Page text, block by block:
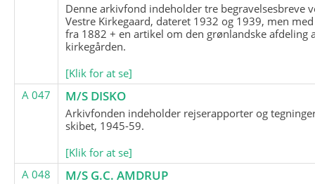
Denne arkivfond indeholder tre begravelsesbreve
Vestre Kirkegaard, dateret 1932 og 1939, men
fra 1882 + en artikel om den grønlandske afdeling
kirkegården.
[Klik for at se]
A 047
M/S DISKO
Arkivfonden indeholder rejserapporter og
skibet, 1945-59.
[Klik for at se]
A 048
M/S G.C. AMDRUP